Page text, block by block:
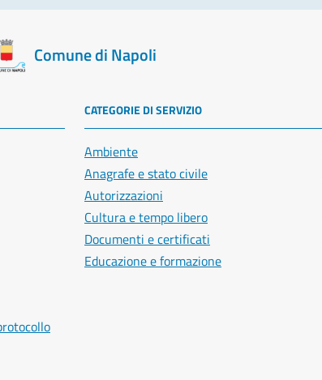
Comune di Napoli
CATEGORIE DI SERVIZIO
Ambiente
Anagrafe e stato civile
Autorizzazioni
Cultura e tempo libero
Documenti e certificati
Educazione e formazione